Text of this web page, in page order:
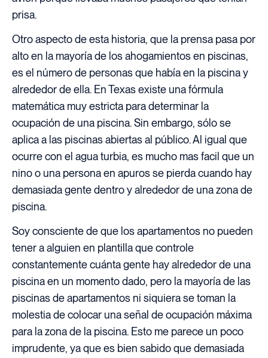
prisa.
Otro aspecto de esta historia, que la prensa pasa por
alto en la mayoría de los ahogamientos en piscinas,
es el número de personas que había en la piscina y
alrededor de ella. En Texas existe una fórmula
matemática muy estricta para determinar la
ocupación de una piscina. Sin embargo, sólo se
aplica a las piscinas abiertas al público. Al igual que
ocurre con el agua turbia, es mucho mas facil que un
nino o una persona en apuros se pierda cuando hay
demasiada gente dentro y alrededor de una zona de
piscina.
Soy consciente de que los apartamentos no pueden
tener a alguien en plantilla que controle
constantemente cuánta gente hay alrededor de una
piscina en un momento dado, pero la mayoría de las
piscinas de apartamentos ni siquiera se toman la
molestia de colocar una señal de ocupación máxima
para la zona de la piscina. Esto me parece un poco
imprudente, ya que es bien sabido que demasiada